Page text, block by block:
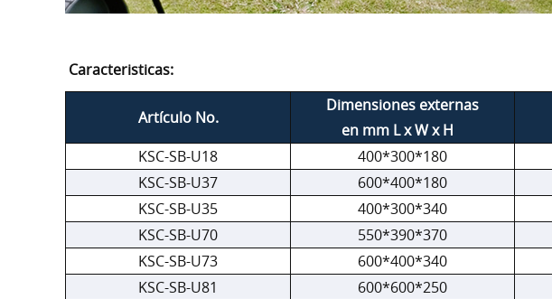
Caracteristicas:
Artículo No.
Dimensiones externas
en mm L x W x H
KSC-SB-U18
400*300*180
KSC-SB-U37
600*400*180
KSC-SB-U35
400*300*340
KSC-SB-U70
550*390*370
KSC-SB-U73
600*400*340
KSC-SB-U81
600*600*250